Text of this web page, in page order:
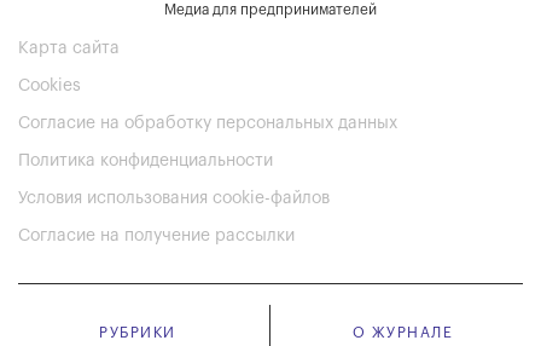
Медиа для предпринимателей
Карта сайта
Cookies
Согласие на обработку персональных данных
Политика конфиденциальности
Условия использования cookie-файлов
Согласие на получение рассылки
РУБРИКИ О ЖУРНАЛЕ